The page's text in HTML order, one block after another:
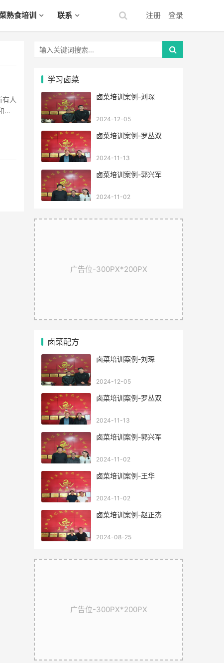
熟食培训 联系 注册 登录
朋
学习卤菜
卤菜培训案例-刘琛
2024-12-05
卤菜培训案例-罗丛双
2024-11-13
卤菜培训案例-郭兴军
2024-11-02
广告位-300PX*200PX
卤菜配方
卤菜培训案例-刘琛
2024-12-05
卤菜培训案例-罗丛双
2024-11-13
卤菜培训案例-郭兴军
2024-11-02
卤菜培训案例-王华
2024-11-02
卤菜培训案例-赵正杰
2024-08-25
广告位-300PX*200PX